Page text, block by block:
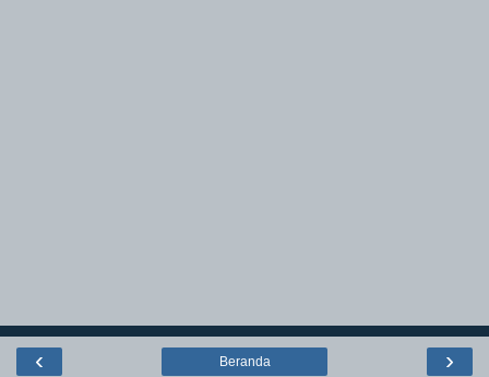
‹ ›
Beranda